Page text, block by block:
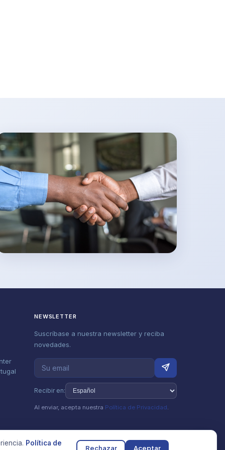
NEWSLETTER
Suscríbase a nuestra newsletter y reciba
novedades.
Recibir en:
Al enviar, acepta nuestra Política de Privacidad
Política de
Rechazar Aceptar